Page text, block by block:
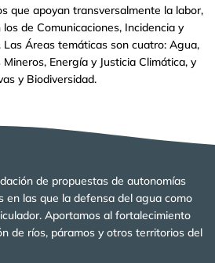
que apoyan transversalmente la labor,
de Comunicaciones, Incidencia y
Las Áreas temáticas son cuatro: Agua,
Energía y Justicia Climática, y
y Biodiversidad.
de propuestas de autonomías
en las que la defensa del agua como
Aportamos al fortalecimiento
de ríos, páramos y otros territorios del